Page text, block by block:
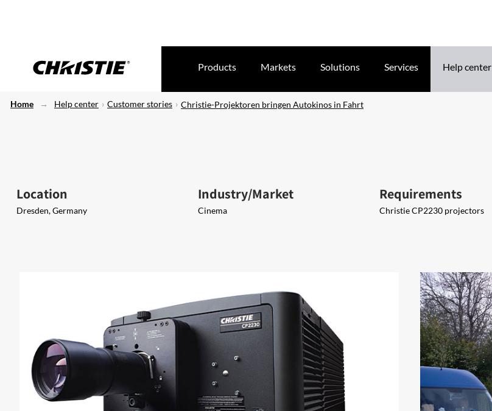
Products Markets Solutions Services Help center
Home Help center Customer stories Christie-Projektoren bringen Autokinos in Fahrt
Location
Dresden, Germany
Industry/Market
Cinema
Requirements
Christie CP2230 projectors